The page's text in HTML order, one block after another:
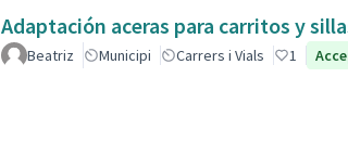
Adaptación aceras para carritos y
Beatriz Municipi Carrers i Vials 1